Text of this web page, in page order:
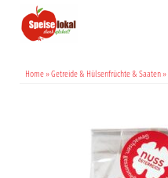
Home »Getreide & Hülsenfrüchte & Saaten »